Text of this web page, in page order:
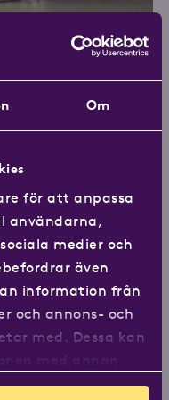
Om
för att anpassa
användarna,
medier och
även
information från
och annons- och
med. Dessa kan
eller som